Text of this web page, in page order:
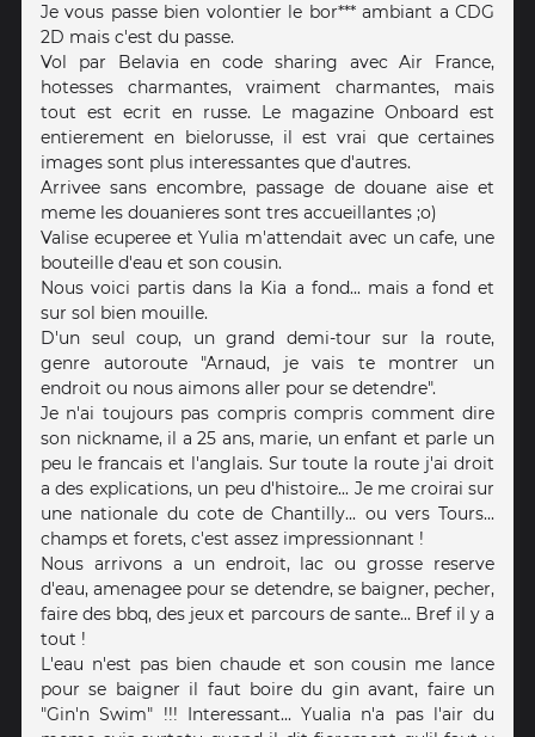
Je vous passe bien volontier le bor*** ambiant a CDG
2D mais c'est du passe.
Vol par Belavia en code sharing avec Air France,
hotesses charmantes, vraiment charmantes, mais
tout est ecrit en russe. Le magazine Onboard est
entierement en bielorusse, il est vrai que certaines
images sont plus interessantes que d'autres.
Arrivee sans encombre, passage de douane aise et
meme les douanieres sont tres accueillantes ;o)
Valise ecuperee et Yulia m'attendait avec un cafe, une
bouteille d'eau et son cousin.
Nous voici partis dans la Kia a fond... mais a fond et
sur sol bien mouille.
D'un seul coup, un grand demi-tour sur la route,
genre autoroute "Arnaud, je vais te montrer un
endroit ou nous aimons aller pour se detendre".
Je n'ai toujours pas compris compris comment dire
son nickname, il a 25 ans, marie, un enfant et parle un
peu le francais et l'anglais. Sur toute la route j'ai droit
a des explications, un peu d'histoire... Je me croirai sur
une nationale du cote de Chantilly... ou vers Tours...
champs et forets, c'est assez impressionnant !
Nous arrivons a un endroit, lac ou grosse reserve
d'eau, amenagee pour se detendre, se baigner, pecher,
faire des bbq, des jeux et parcours de sante... Bref il y a
tout !
L'eau n'est pas bien chaude et son cousin me lance
pour se baigner il faut boire du gin avant, faire un
"Gin'n Swim" !!! Interessant... Yualia n'a pas l'air du